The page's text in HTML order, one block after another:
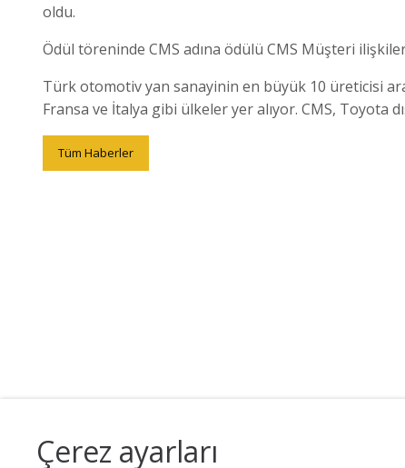
oldu.
Ödül töreninde CMS adına ödülü CMS Müşteri
Türk otomotiv yan sanayinin en büyük 10 üreticisi
Fransa ve İtalya gibi ülkeler yer alıyor. CMS, Toyota
Tüm Haberler
Çerez ayarları